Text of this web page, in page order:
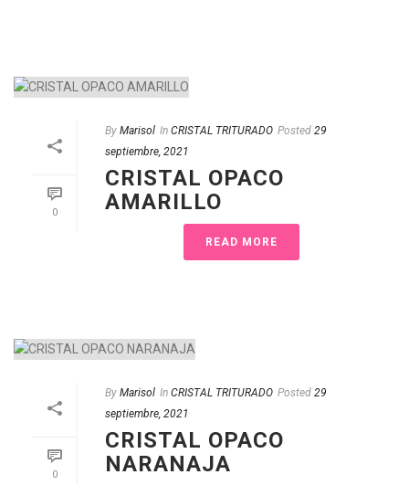
0
By Marisol In CRISTAL TRITURADO Posted 29
septiembre, 2021
CRISTAL OPACO
AMARILLO
READ MORE
0
By Marisol In CRISTAL TRITURADO Posted 29
septiembre, 2021
CRISTAL OPACO
NARANAJA